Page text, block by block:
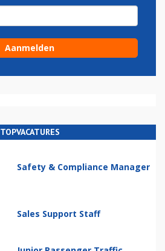
TOPVACATURES
Safety & Compliance Manager
Sales Support Staff